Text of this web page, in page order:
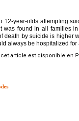
12-year-olds attempting
was found in all families
death by suicide is higher
always be hospitalized
article est disponible en